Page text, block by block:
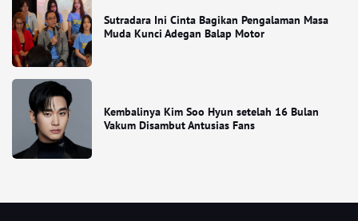
Sutradara Ini Cinta Bagikan Pengalaman Masa
Muda Kunci Adegan Balap Motor
Kembalinya Kim Soo Hyun setelah 16 Bulan
Vakum Disambut Antusias Fans